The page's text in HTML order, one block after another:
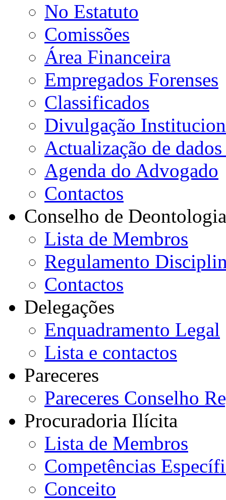
No Estatuto
Comissões
Área Financeira
Empregados Forenses
Classificados
Divulgação
Actualização de
Agenda do Advogado
Contactos
Conselho de Deontologia
Lista de Membros
Regulamento
Contactos
Delegações
Enquadramento Legal
Lista e contactos
Pareceres
Pareceres Conselho
Procuradoria Ilícita
Lista de Membros
Competências
Conceito